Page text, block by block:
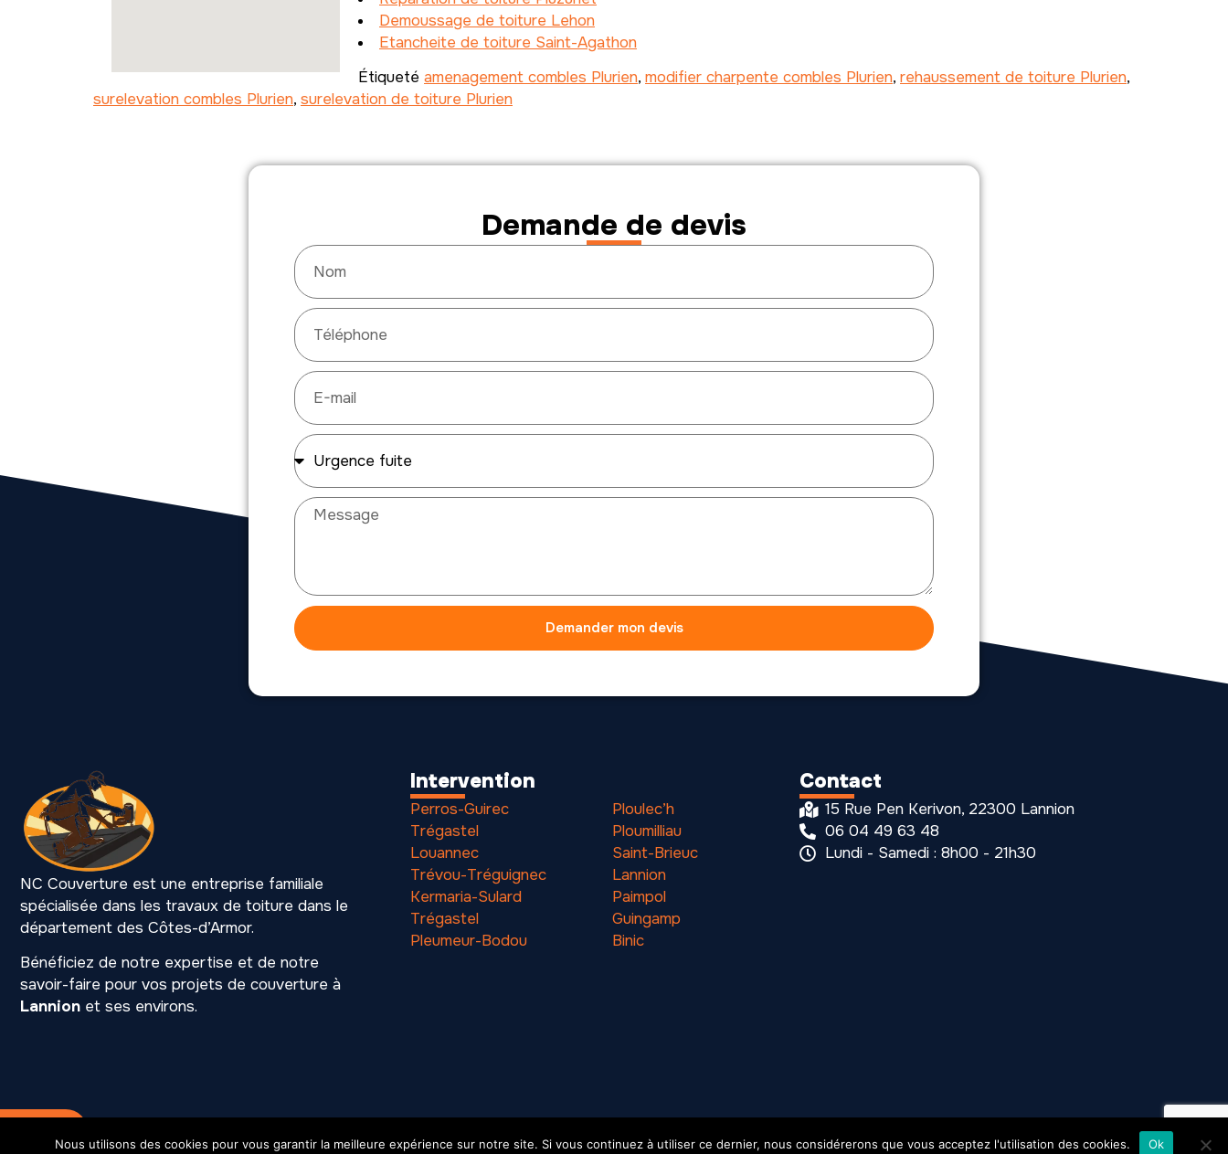
Demoussage de toiture Lehon
Etancheite de toiture Saint-Agathon
Étiqueté amenagement combles Plurien, modifier charpente combles Plurien, rehaussement de toiture Plurien,
surelevation combles Plurien, surelevation de toiture Plurien
Demande de devis
Demander mon devis
NC Couverture est une entreprise familiale
spécialisée dans les travaux de toiture dans le
département des Côtes-d’Armor.
Bénéficiez de notre expertise et de notre
savoir-faire pour vos projets de couverture à
Lannion et ses environs.
Intervention
Perros-Guirec
Trégastel
Louannec
Trévou-Tréguignec
Kermaria-Sulard
Trégastel
Pleumeur-Bodou
Ploulec’h
Ploumilliau
Saint-Brieuc
Lannion
Paimpol
Guingamp
Binic
Contact
15 Rue Pen Kerivon, 22300 Lannion
06 04 49 63 48
Lundi - Samedi : 8h00 - 21h30
Mention légalesSIREN 531 216 901
Nous utilisons des cookies pour vous garantir la meilleure expérience sur notre site. Si vous continuez à utiliser ce dernier, nous considérerons que vous acceptez l'utilisation des cookies. Ok